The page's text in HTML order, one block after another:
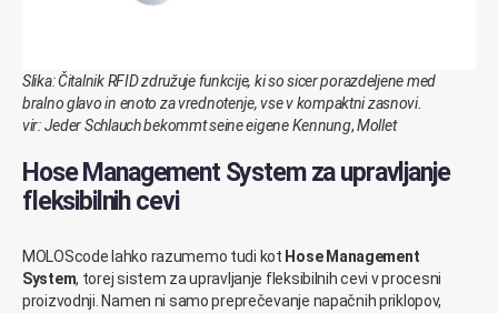
Slika: Čitalnik RFID združuje funkcije, ki so sicer porazdeljene med
bralno glavo in enoto za vrednotenje, vse v kompaktni zasnovi.
vir: Jeder Schlauch bekommt seine eigene Kennung,Mollet
Hose Management System za upravljanje
fleksibilnih cevi
MOLOScode lahko razumemo tudi kot Hose Management
System, torej sistem za upravljanje fleksibilnih cevi v procesni
proizvodnji. Namen ni samo preprečevanje napačnih priklopov,